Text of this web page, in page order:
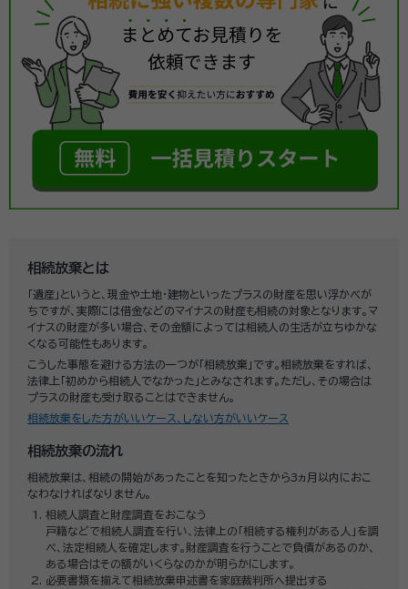
相続放棄とは
「遺産」というと、現金や土地・建物といったプラスの財産を思い浮かべが
ちですが、実際には借金などのマイナスの財産も相続の対象となります。マ
イナスの財産が多い場合、その金額によっては相続人の生活が立ちゆかな
くなる可能性もあります。
こうした事態を避ける方法の一つが「相続放棄」です。相続放棄をすれば、
法律上「初めから相続人でなかった」とみなされます。ただし、その場合は
プラスの財産も受け取ることはできません。
相続放棄をした方がいいケース、しない方がいいケース
相続放棄の流れ
相続放棄は、相続の開始があったことを知ったときから3ヵ月以内におこ
なわなければなりません。
相続人調査と財産調査をおこなう
戸籍などで相続人調査を行い、法律上の「相続する権利がある人」を調
べ、法定相続人を確定します。財産調査を行うことで負債があるのか、
ある場合はその額がいくらなのかが明らかにします。
必要書類を揃えて相続放棄申述書を家庭裁判所へ提出する